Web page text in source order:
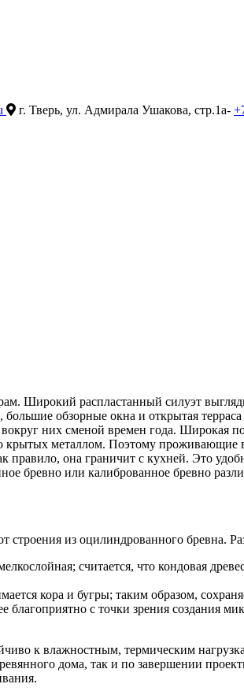
г. Тверь, ул. Адмирала Ушакова, стр.1а-
Широкий распластанный силуэт
обзорные окна и открытая
них сменой времен года. Широкая
металлом. Поэтому проживающие в
правило, она граничит с кухней. Это
бревно или калиброванное бревно
строения из оцилиндрованного бревна.
считается, что кондовая
кора и бугры; таким образом,
благоприятно с точки зрения создания
к влажностным, термическим
дома, так и по завершении